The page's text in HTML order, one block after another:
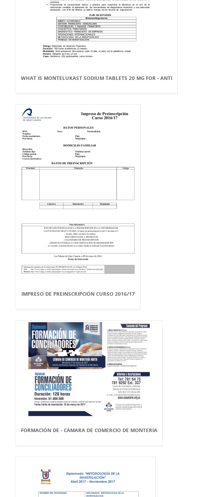
WHAT IS MONTELUKAST SODIUM TABLETS 20 MG FOR - ANTI
IMPRESO DE PREINSCRIPCIÓN CURSO 2016/17
FORMACIÓN DE - CÁMARA DE COMERCIO DE MONTERÍA